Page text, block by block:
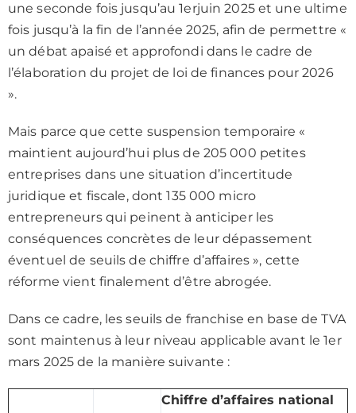
une seconde fois jusqu’au 1erjuin 2025 et une ultime
fois jusqu’à la fin de l’année 2025, afin de permettre «
un débat apaisé et approfondi dans le cadre de
l’élaboration du projet de loi de finances pour 2026
».
Mais parce que cette suspension temporaire «
maintient aujourd’hui plus de 205 000 petites
entreprises dans une situation d’incertitude
juridique et fiscale, dont 135 000 micro
entrepreneurs qui peinent à anticiper les
conséquences concrètes de leur dépassement
éventuel de seuils de chiffre d’affaires », cette
réforme vient finalement d’être abrogée.
Dans ce cadre, les seuils de franchise en base de TVA
sont maintenus à leur niveau applicable avant le 1er
mars 2025 de la manière suivante :
Chiffre d’affaires national